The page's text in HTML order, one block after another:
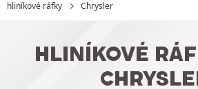
hliníkové ráfky Chrysler
HLINÍKOVÉ